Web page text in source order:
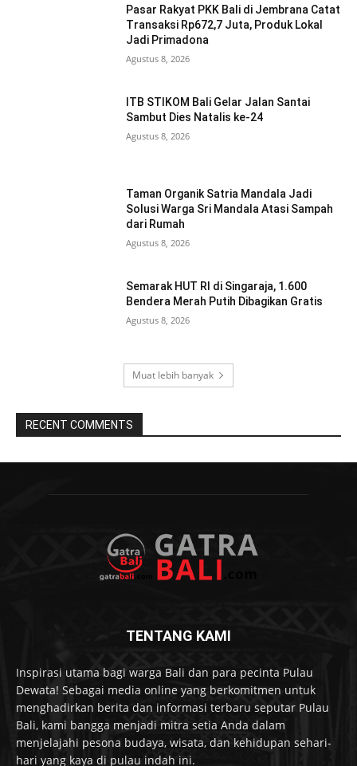
Pasar Rakyat PKK Bali di Jembrana Catat
Transaksi Rp672,7 Juta, Produk Lokal
Jadi Primadona
Agustus 8, 2026
ITB STIKOM Bali Gelar Jalan Santai
Sambut Dies Natalis ke-24
Agustus 8, 2026
Taman Organik Satria Mandala Jadi
Solusi Warga Sri Mandala Atasi Sampah
dari Rumah
Agustus 8, 2026
Semarak HUT RI di Singaraja, 1.600
Bendera Merah Putih Dibagikan Gratis
Agustus 8, 2026
Muat lebih banyak
RECENT COMMENTS
TENTANG KAMI
Inspirasi utama bagi warga Bali dan para pecinta Pulau
Dewata! Sebagai media online yang berkomitmen untuk
menghadirkan berita dan informasi terbaru seputar Pulau
Bali, kami bangga menjadi mitra setia Anda dalam
menjelajahi pesona budaya, wisata, dan kehidupan sehari-
hari yang kaya di pulau indah ini.